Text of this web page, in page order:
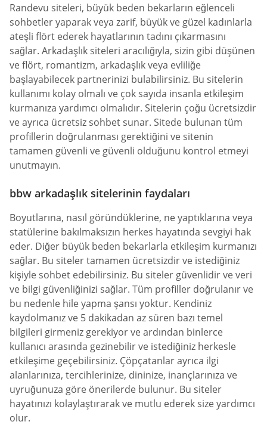
Randevu siteleri, büyük beden bekarların eğlenceli
sohbetler yaparak veya zarif, büyük ve güzel kadınlarla
ateşli flört ederek hayatlarının tadını çıkarmasını
sağlar. Arkadaşlık siteleri aracılığıyla, sizin gibi düşünen
ve flört, romantizm, arkadaşlık veya evliliğe
başlayabilecek partnerinizi bulabilirsiniz. Bu sitelerin
kullanımı kolay olmalı ve çok sayıda insanla etkileşim
kurmanıza yardımcı olmalıdır. Sitelerin çoğu ücretsizdir
ve ayrıca ücretsiz sohbet sunar. Sitede bulunan tüm
profillerin doğrulanması gerektiğini ve sitenin
tamamen güvenli ve güvenli olduğunu kontrol etmeyi
unutmayın.
bbw arkadaşlık sitelerinin faydaları
Boyutlarına, nasıl göründüklerine, ne yaptıklarına veya
statülerine bakılmaksızın herkes hayatında sevgiyi hak
eder. Diğer büyük beden bekarlarla etkileşim kurmanızı
sağlar. Bu siteler tamamen ücretsizdir ve istediğiniz
kişiyle sohbet edebilirsiniz. Bu siteler güvenlidir ve veri
ve bilgi güvenliğinizi sağlar. Tüm profiller doğrulanır ve
bu nedenle hile yapma şansı yoktur. Kendiniz
kaydolmanız ve 5 dakikadan az süren bazı temel
bilgileri girmeniz gerekiyor ve ardından binlerce
kullanıcı arasında gezinebilir ve istediğiniz herkesle
etkileşime geçebilirsiniz. Çöpçatanlar ayrıca ilgi
alanlarınıza, tercihlerinize, dininize, inançlarınıza ve
uyruğunuza göre önerilerde bulunur. Bu siteler
hayatınızı kolaylaştırarak ve mutlu ederek size yardımcı
olur.